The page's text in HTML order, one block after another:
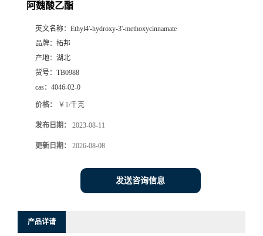
阿魏酸乙酯
英文名称： Ethyl4'-hydroxy-3'-methoxycinnamate
品牌： 拓邦
产地： 湖北
货号： TB0988
cas： 4046-02-0
价格： ￥1/千克
发布日期： 2023-08-11
更新日期： 2026-08-08
发送咨询信息
产品详请